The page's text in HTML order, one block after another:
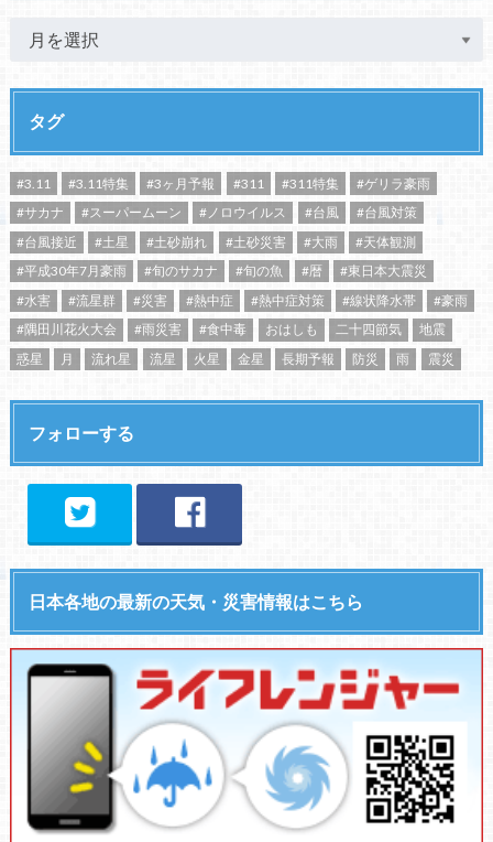
タグ
#3.11 #3.11特集 #3ヶ月予報 #311 #311特集
#ゲリラ豪雨
#サカナ
#スーパームーン #ノロウイルス #台風
#台風対策
#台風接近
#土星 #土砂崩れ #土砂災害 #大雨
#天体観測
#平成30年7月豪雨
#旬のサカナ #旬の魚 #暦
#東日本大震災
#水害
#流星群 #災害 #熱中症 #熱中症対策 #線状降水帯
#豪雨
#隅田川花火大会
#雨災害 #食中毒 おはしも 二十四節気
地震
惑星
月 流れ星 流星 火星 金星 長期予報 防災 雨 震災
フォローする
日本各地の最新の天気・災害情報はこちら